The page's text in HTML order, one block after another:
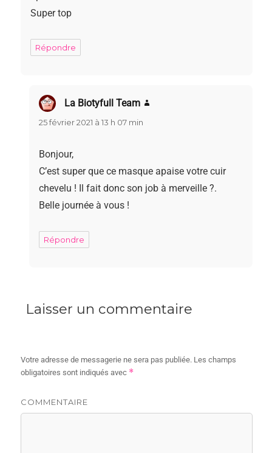
Super top
Répondre
La Biotyfull Team
25 février 2021 à 13 h 07 min
Bonjour,
C’est super que ce masque apaise votre cuir
chevelu ! Il fait donc son job à merveille ?.
Belle journée à vous !
Répondre
Laisser un commentaire
Votre adresse de messagerie ne sera pas publiée. Les champs
obligatoires sont indiqués avec *
COMMENTAIRE